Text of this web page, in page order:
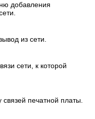
добавления
из сети.
сети, к которой
связей печатной платы.